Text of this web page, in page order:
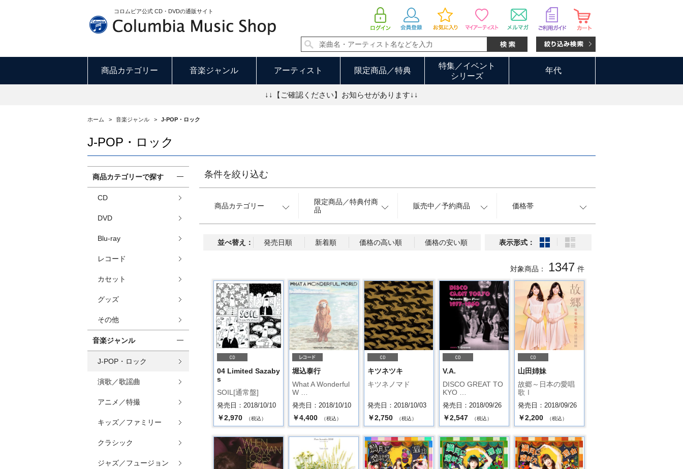
コロムビア公式 CD・DVDの通販サイト
商品カテゴリー 音楽ジャンル アーティスト 限定商品／特典
特集／イベント
シリーズ
年代
↓↓【ご確認ください】お知らせがあります↓↓
ホーム > 音楽ジャンル > J-POP・ロック
J-POP・ロック
条件を絞り込む
商品カテゴリー
限定商品／特典付商
品
販売中／予約商品 価格帯
並べ替え： 発売日順 新着順 価格の高い順 価格の安い順 表示形式：
対象商品： 1347 件
04 Limited Sazaby
s
SOIL[通常盤]
発売日：2018/10/10
￥2,970 （税込）
堀込泰行
What A Wonderful
W …
発売日：2018/10/10
￥4,400 （税込）
キツネツキ
キツネノマド
発売日：2018/10/03
￥2,750 （税込）
V.A.
DISCO GREAT TO
KYO …
発売日：2018/09/26
￥2,547 （税込）
山田姉妹
故郷～日本の愛唱
歌Ⅰ
発売日：2018/09/26
￥2,200 （税込）
商品カテゴリーで探す
CD
DVD
Blu-ray
レコード
カセット
グッズ
その他
音楽ジャンル
J-POP・ロック
演歌／歌謡曲
アニメ／特撮
キッズ／ファミリー
クラシック
ジャズ／フュージョン